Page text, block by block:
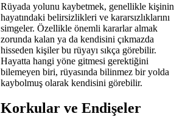
Rüyada yolunu kaybetmek, genellikle kişinin
hayatındaki belirsizlikleri ve kararsızlıklarını
simgeler. Özellikle önemli kararlar almak
zorunda kalan ya da kendisini çıkmazda
hisseden kişiler bu rüyayı sıkça görebilir.
Hayatta hangi yöne gitmesi gerektiğini
bilemeyen biri, rüyasında bilinmez bir yolda
kaybolmuş olarak kendisini görebilir.
Korkular ve Endişeler